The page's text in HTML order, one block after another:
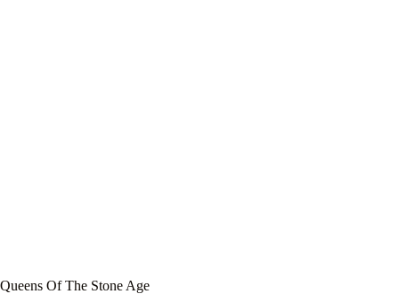
Queens Of The Stone Age